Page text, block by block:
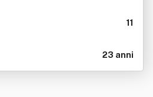
11
23 anni